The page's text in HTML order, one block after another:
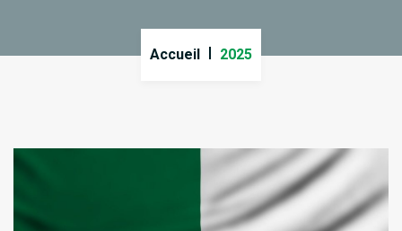
Accueil 2025